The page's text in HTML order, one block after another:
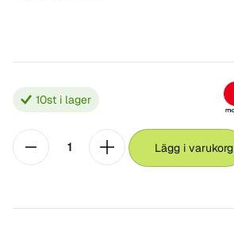
10st i lager
Lägg i varukorg